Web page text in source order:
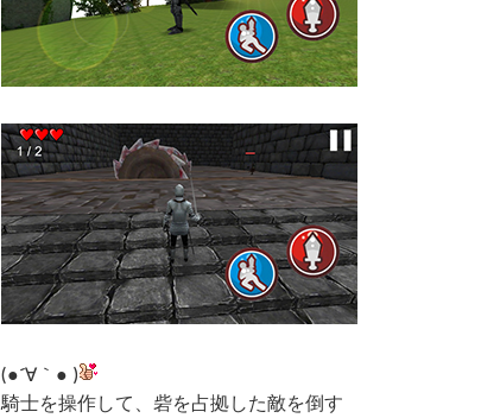
(●´∀｀● )
騎士を操作して、砦を占拠した敵を倒す